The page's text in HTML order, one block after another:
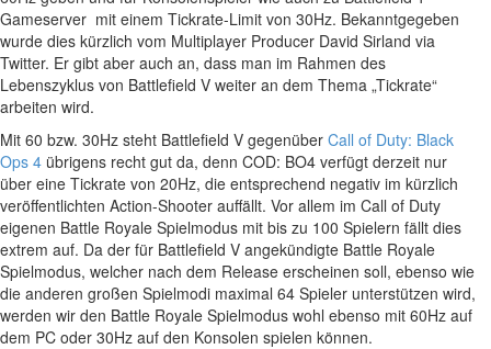
Gameserver mit einem Tickrate-Limit von 30Hz. Bekanntgegeben
wurde dies kürzlich vom Multiplayer Producer David Sirland via
Twitter. Er gibt aber auch an, dass man im Rahmen des
Lebenszyklus von Battlefield V weiter an dem Thema „Tickrate“
arbeiten wird.
Mit 60 bzw. 30Hz steht Battlefield V gegenüber Call of Duty: Black
Ops 4 übrigens recht gut da, denn COD: BO4 verfügt derzeit nur
über eine Tickrate von 20Hz, die entsprechend negativ im kürzlich
veröffentlichten Action-Shooter auffällt. Vor allem im Call of Duty
eigenen Battle Royale Spielmodus mit bis zu 100 Spielern fällt dies
extrem auf. Da der für Battlefield V angekündigte Battle Royale
Spielmodus, welcher nach dem Release erscheinen soll, ebenso wie
die anderen großen Spielmodi maximal 64 Spieler unterstützen wird,
werden wir den Battle Royale Spielmodus wohl ebenso mit 60Hz auf
dem PC oder 30Hz auf den Konsolen spielen können.